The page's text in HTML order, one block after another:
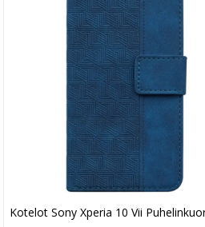
Kotelot Sony Xperia 10 Vii